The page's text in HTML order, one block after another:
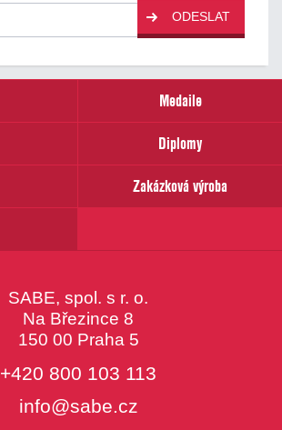
ODESLAT
Medaile
Diplomy
Zakázková výroba
SABE, spol. s r. o.
Na Březince 8
150 00 Praha 5
+420 800 103 113
info@sabe.cz